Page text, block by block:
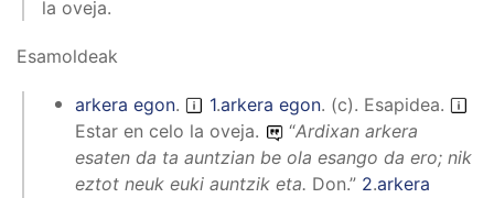
la oveja.
Esamoldeak
arkera egon. 1.arkera egon. (c). Esapidea.
Estar en celo la oveja.
“Ardixan arkera
esaten da ta auntzian be ola esango da ero; nik
eztot neuk euki auntzik eta. Don.” 2.arkera